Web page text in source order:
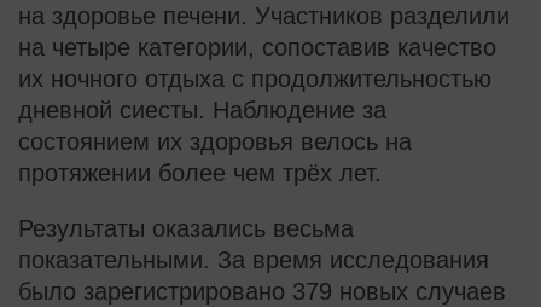
на здоровье печени. Участников разделили
на четыре категории, сопоставив качество
их ночного отдыха с продолжительностью
дневной сиесты. Наблюдение за
состоянием их здоровья велось на
протяжении более чем трёх лет.
Результаты оказались весьма
показательными. За время исследования
было зарегистрировано 379 новых случаев